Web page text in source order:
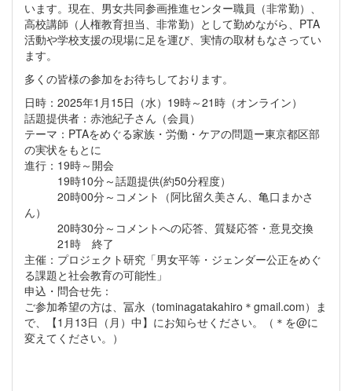
います。現在、男女共同参画推進センター職員（非常勤）、
高校講師（人権教育担当、非常勤）として勤めながら、PTA
活動や学校支援の現場に足を運び、実情の取材もなさってい
ます。
多くの皆様の参加をお待ちしております。
日時：2025年1月15日（水）19時～21時（オンライン）
話題提供者：赤池紀子さん（会員）
テーマ：PTAをめぐる家族・労働・ケアの問題ー東京都区部
の実状をもとに
進行：19時～開会
19時10分～話題提供(約50分程度）
20時00分～コメント（阿比留久美さん、亀口まかさ
ん）
20時30分～コメントへの応答、質疑応答・意見交換
21時 終了
主催：プロジェクト研究「男女平等・ジェンダー公正をめぐ
る課題と社会教育の可能性」
申込・問合せ先：
ご参加希望の方は、冨永（tominagatakahiro＊gmail.com）ま
で、【1月13日（月）中】にお知らせください。（＊を@に
変えてください。）